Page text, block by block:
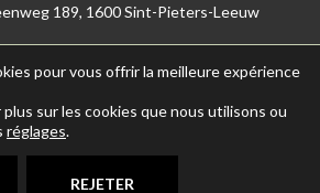
189, 1600 Sint-Pieters-Leeuw
Amazona by Spatio. All Rights
Reserved.
pour vous offrir la meilleure expérience
sur les cookies que nous utilisons ou
réglages.
REJETER